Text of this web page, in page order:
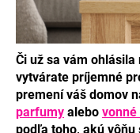
Či už sa vám
vytvárate príjemné
premení váš domov
parfumy alebo
podľa toho, akú vôňu
á
j
s
ť
?